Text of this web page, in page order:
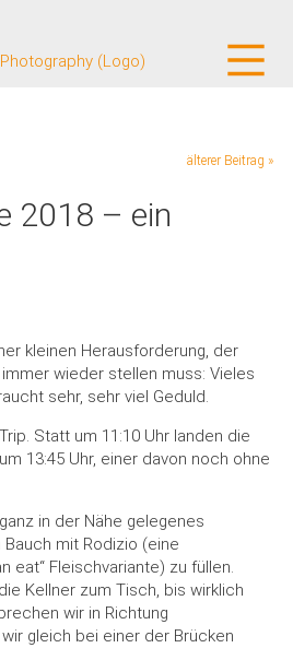
älterer Beitrag »
2018 – ein
kleinen Herausforderung, der
wieder stellen muss: Vieles
sehr, sehr viel Geduld.
Statt um 11:10 Uhr landen die
13:45 Uhr, einer davon noch ohne
in der Nähe gelegenes
mit Rodizio (eine
eat“ Fleischvariante) zu füllen.
Kellner zum Tisch, bis wirklich
wir in Richtung
gleich bei einer der Brücken